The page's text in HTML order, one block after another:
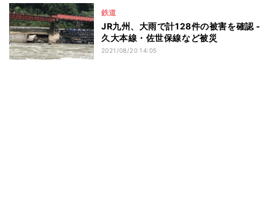
鉄道
JR九州、大雨で計128件の被害を確認 -
久大本線・佐世保線など被災
2021/08/20 14:05